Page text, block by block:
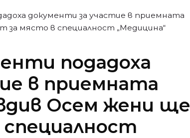
документи за участие в приемната
място в специалност „Медицина“
подадоха
в приемната
Осем жени ще